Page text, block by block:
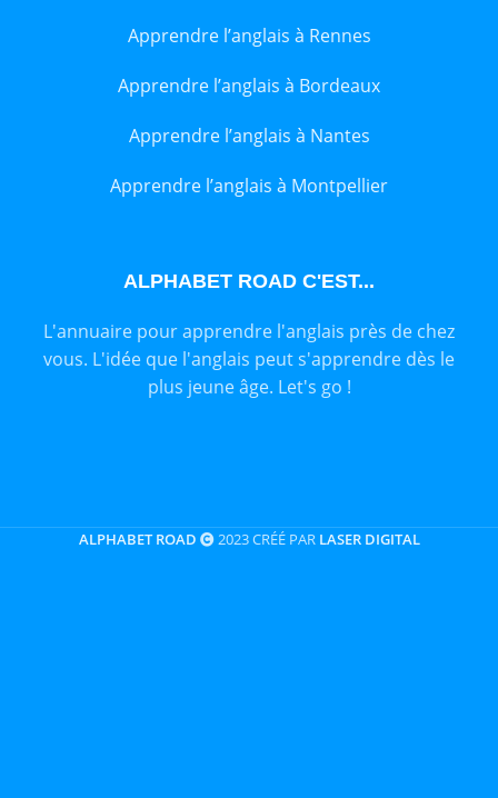
Apprendre l’anglais à Rennes
Apprendre l’anglais à Bordeaux
Apprendre l’anglais à Nantes
Apprendre l’anglais à Montpellier
ALPHABET ROAD C'EST...
L'annuaire pour apprendre l'anglais près de chez
vous. L'idée que l'anglais peut s'apprendre dès le
plus jeune âge. Let's go !
ALPHABET ROAD 2023 CRÉÉ PAR LASER DIGITAL